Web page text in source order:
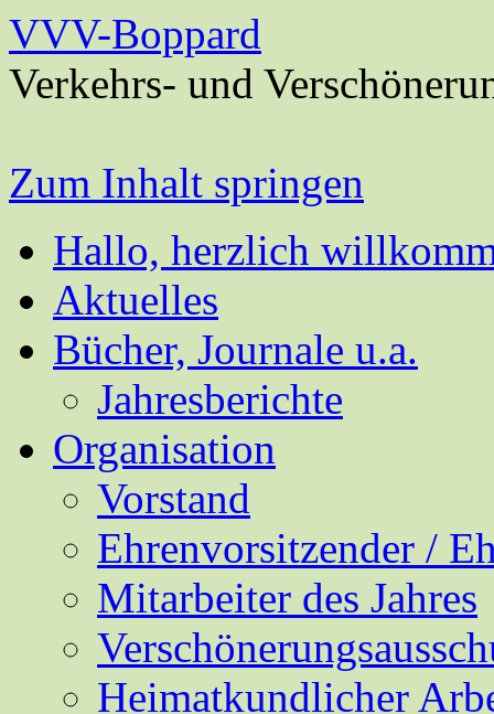
VVV-Boppard
Verkehrs- und
Zum Inhalt springen
Hallo, herzlich
Aktuelles
Bücher, Journale u.a.
Jahresberichte
Organisation
Vorstand
Ehrenvorsitzender /
Mitarbeiter des Jahres
Heimatkundlicher